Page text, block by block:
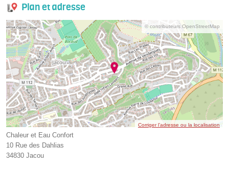
Plan et adresse
© contributeurs OpenStreetMap
Corriger l’adresse ou la localisation
Chaleur et Eau Confort
10 Rue des Dahlias
34830 Jacou